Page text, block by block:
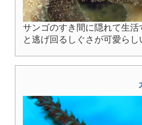
サンゴのすき間に隠れて生
と逃げ回るしぐさが可愛らし